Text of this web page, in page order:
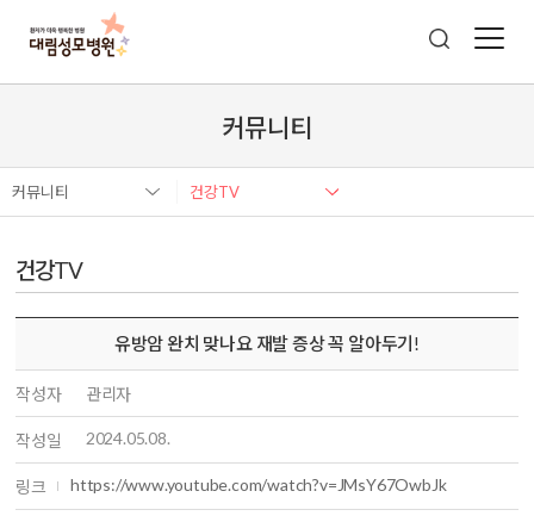
커뮤니티
커뮤니티 건강TV
건강TV
유방암 완치 맞나요 재발 증상 꼭 알아두기!
작성자 관리자
작성일 2024.05.08.
링크 https://www.youtube.com/watch?v=JMsY67OwbJk